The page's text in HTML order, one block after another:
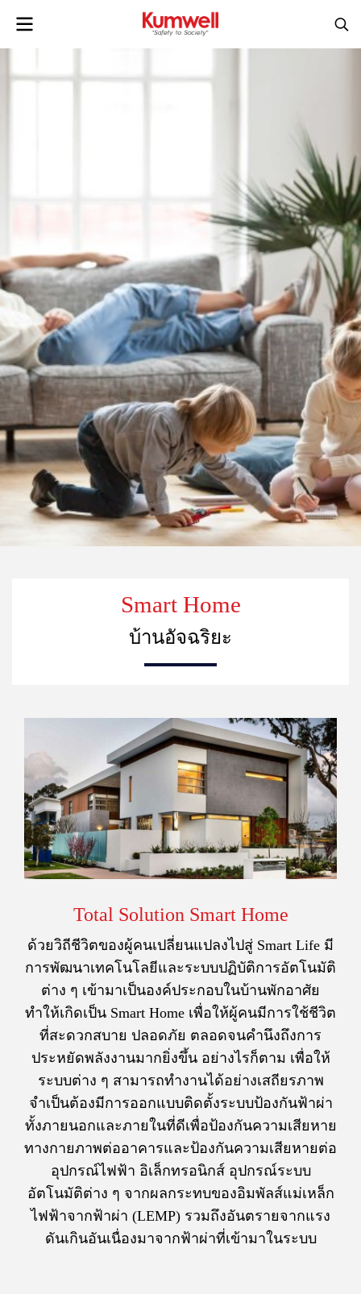
Smart Home
บ้านอัจฉริยะ
Total Solution Smart Home
ด้วยวิถีชีวิตของผู้คนเปลี่ยนแปลงไปสู่ Smart Life มี
การพัฒนาเทคโนโลยีและระบบปฏิบัติการอัตโนมัติ
ต่าง ๆ เข้ามาเป็นองค์ประกอบในบ้านพักอาศัย
ทำให้เกิดเป็น Smart Home เพื่อให้ผู้คนมีการใช้ชีวิต
ที่สะดวกสบาย ปลอดภัย ตลอดจนคำนึงถึงการ
ประหยัดพลังงานมากยิ่งขึ้น อย่างไรก็ตาม เพื่อให้
ระบบต่าง ๆ สามารถทำงานได้อย่างเสถียรภาพ
จำเป็นต้องมีการออกแบบติดตั้งระบบป้องกันฟ้าผ่า
ทั้งภายนอกและภายในที่ดีเพื่อป้องกันความเสียหาย
ทางกายภาพต่ออาคารและป้องกันความเสียหายต่อ
อุปกรณ์ไฟฟ้า อิเล็กทรอนิกส์ อุปกรณ์ระบบ
อัตโนมัติต่าง ๆ จากผลกระทบของอิมพัลส์แม่เหล็ก
ไฟฟ้าจากฟ้าผ่า (LEMP) รวมถึงอันตรายจากแรง
ดันเกินอันเนื่องมาจากฟ้าผ่าที่เข้ามาในระบบ